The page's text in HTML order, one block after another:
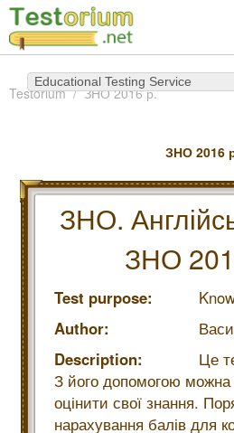
Educational Testing Service
Testorium ЗНО 2016 р.
ЗНО 2016
ЗНО.
ЗНО
Test purpose:
Author:
Description:
Це
З його допомогою можна
оцінити свої знання.
нарахування балів для